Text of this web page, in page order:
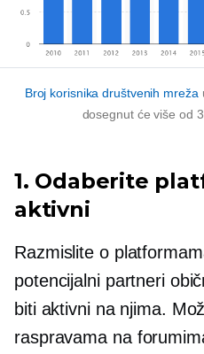
Broj korisnika društvenih mreža
dosegnut će više od
1. Odaberite
aktivni
Razmislite o
potencijalni partneri
biti aktivni na njima.
raspravama na